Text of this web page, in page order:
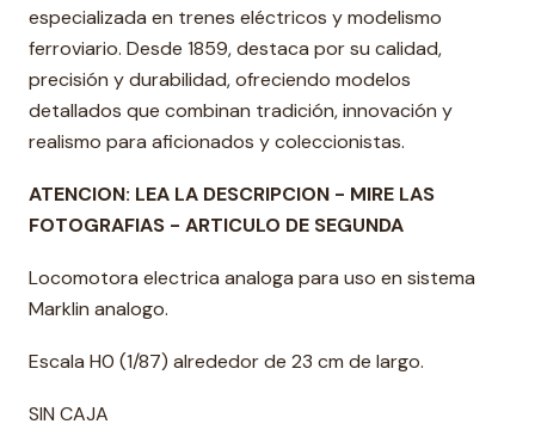
especializada en trenes eléctricos y modelismo
ferroviario. Desde 1859, destaca por su calidad,
precisión y durabilidad, ofreciendo modelos
detallados que combinan tradición, innovación y
realismo para aficionados y coleccionistas.
ATENCION: LEA LA DESCRIPCION - MIRE LAS
FOTOGRAFIAS - ARTICULO DE SEGUNDA
Locomotora electrica analoga para uso en sistema
Marklin analogo.
Escala H0 (1/87) alrededor de 23 cm de largo.
SIN CAJA